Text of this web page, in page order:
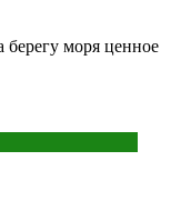
моря ценное